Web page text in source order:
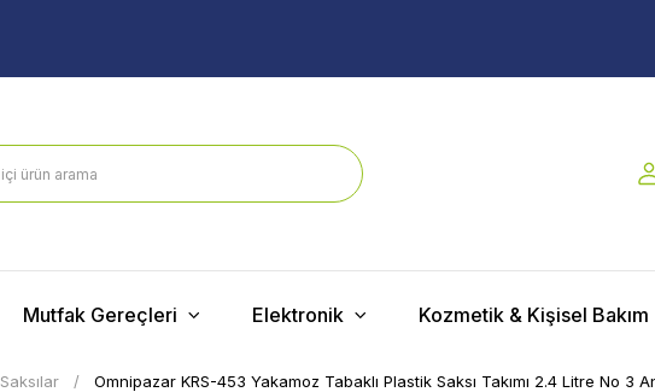
Mutfak Gereçleri Elektronik Kozmetik & Kişisel Bakım
Saksılar Omnipazar KRS-453 Yakamoz Tabaklı Plastik Saksı Takımı 2.4 Litre No 3